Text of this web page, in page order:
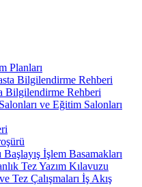
Planları
Bilgilendirme Rehberi
Bilgilendirme Rehberi
ve Eğitim Salonları
Başlayış İşlem Basamakları
Tez Yazım Kılavuzu
Tez Çalışmaları İş Akış